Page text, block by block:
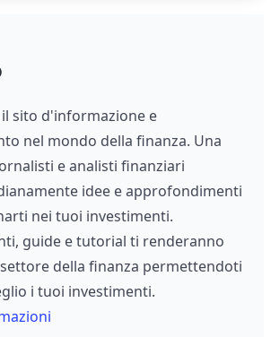
sito d'informazione e
nel mondo della finanza. Una
e analisti finanziari
idee e approfondimenti
nei tuoi investimenti.
guide e tutorial ti renderanno
della finanza permettendoti
i tuoi investimenti.